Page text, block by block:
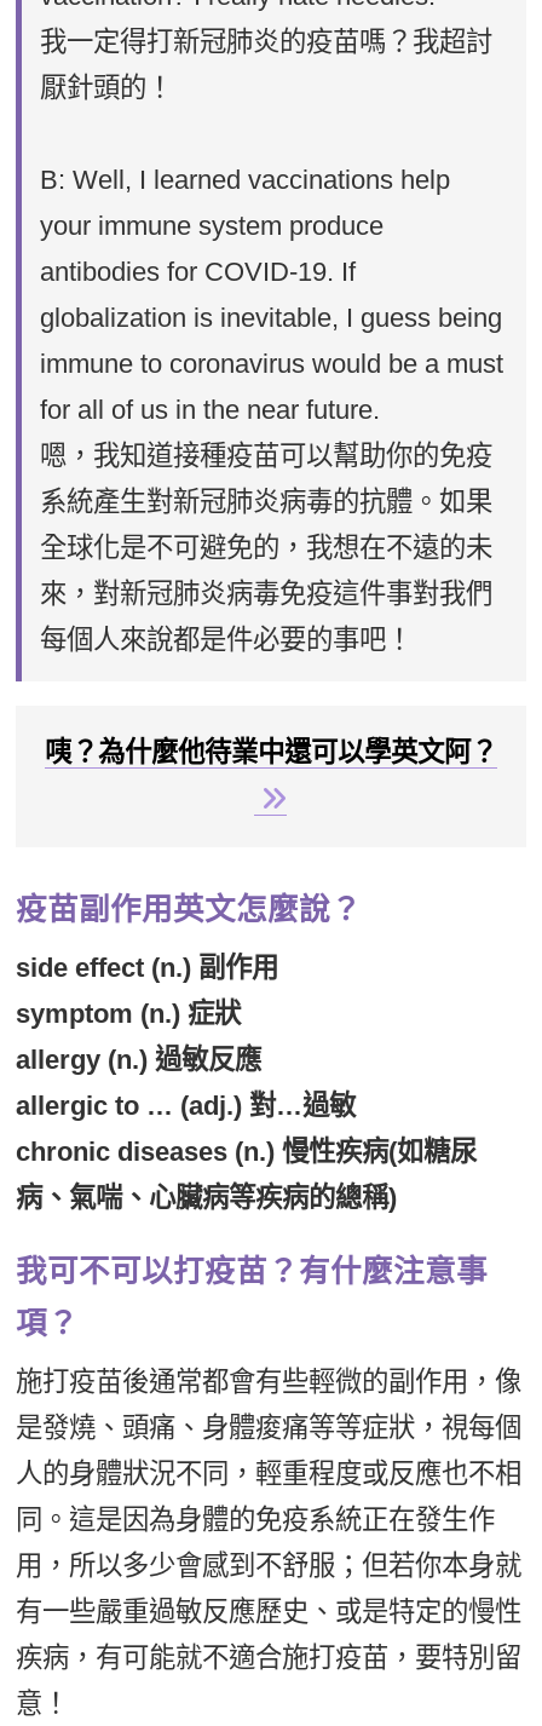
我一定得打新冠肺炎的疫苗嗎？我超討
厭針頭的！
B: Well, I learned vaccinations help
your immune system produce
antibodies for COVID-19. If
globalization is inevitable, I guess being
immune to coronavirus would be a must
for all of us in the near future.
嗯，我知道接種疫苗可以幫助你的免疫
系統產生對新冠肺炎病毒的抗體。如果
全球化是不可避免的，我想在不遠的未
來，對新冠肺炎病毒免疫這件事對我們
每個人來說都是件必要的事吧！
咦？為什麼他待業中還可以學英文阿？
疫苗副作用英文怎麼說？
side effect (n.) 副作用
symptom (n.) 症狀
allergy (n.) 過敏反應
allergic to … (adj.) 對…過敏
chronic diseases (n.) 慢性疾病(如糖尿
病、氣喘、心臟病等疾病的總稱)
我可不可以打疫苗？有什麼注意事
項？
施打疫苗後通常都會有些輕微的副作用，像
是發燒、頭痛、身體痠痛等等症狀，視每個
人的身體狀況不同，輕重程度或反應也不相
同。這是因為身體的免疫系統正在發生作
用，所以多少會感到不舒服；但若你本身就
有一些嚴重過敏反應歷史、或是特定的慢性
疾病，有可能就不適合施打疫苗，要特別留
意！